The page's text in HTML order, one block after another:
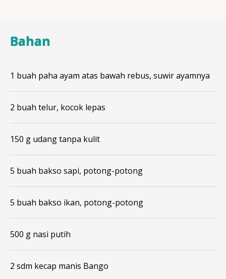
Semua Resep
Bahan
1 buah paha ayam atas bawah rebus, suwir ayamnya
2 buah telur, kocok lepas
150 g udang tanpa kulit
5 buah bakso sapi, potong-potong
5 buah bakso ikan, potong-potong
500 g nasi putih
2 sdm kecap manis Bango